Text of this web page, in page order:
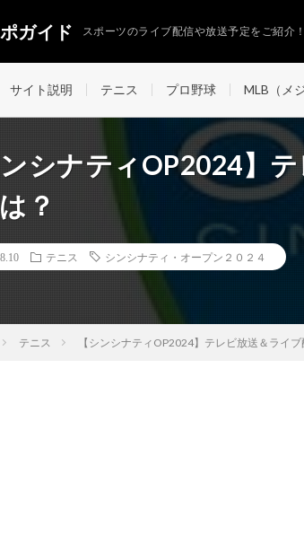
ガイド スポーツのライブ配信や放送予定をご紹介！
サイト説明 テニス プロ野球 MLB（メ
ンシナティOP2024】
？
テニス シンシナティ・オープン２０２４
テニス 【シンシナティOP2024】テレビ放送＆ライ